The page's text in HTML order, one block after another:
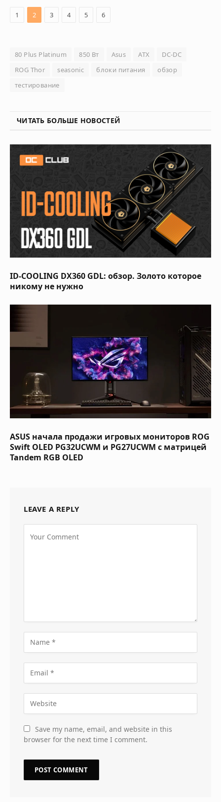
1 2 3 4 5 6
80 Plus Platinum 850 Вт Asus ATX
DC-DC
ROG Thor
seasonic блоки питания
обзор
тестирование
ЧИТАТЬ БОЛЬШЕ НОВОСТЕЙ
ID-COOLING DX360 GDL: обзор. Золото которое
никому не нужно
ASUS начала продажи игровых мониторов ROG
Swift OLED PG32UCWM и PG27UCWM с матрицей
Tandem RGB OLED
LEAVE A REPLY
Save my name, email, and website in this
browser for the next time I comment.